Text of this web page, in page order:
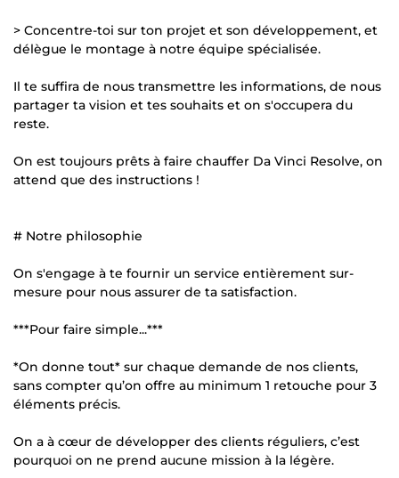
> Concentre-toi sur ton projet et son développement, et
délègue le montage à notre équipe spécialisée.
Il te suffira de nous transmettre les informations, de nous
partager ta vision et tes souhaits et on s'occupera du
reste.
On est toujours prêts à faire chauffer Da Vinci Resolve, on
attend que des instructions !
# Notre philosophie
On s'engage à te fournir un service entièrement sur-
mesure pour nous assurer de ta satisfaction.
***Pour faire simple...***
*On donne tout* sur chaque demande de nos clients,
sans compter qu’on offre au minimum 1 retouche pour 3
éléments précis.
On a à cœur de développer des clients réguliers, c’est
pourquoi on ne prend aucune mission à la légère.